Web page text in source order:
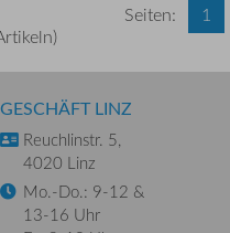
Seiten: 1
GESCHÄFT LINZ
Reuchlinstr. 5,
4020 Linz
Mo.-Do.: 9-12 &
13-16 Uhr